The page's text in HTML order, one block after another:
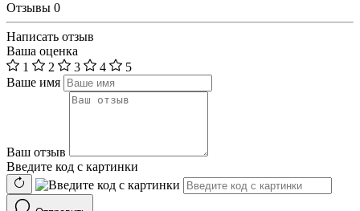
Отзывы 0
Написать отзыв
Ваша оценка
1
2 3 4
5
Ваше имя
Ваш отзыв
Введите код с картинки